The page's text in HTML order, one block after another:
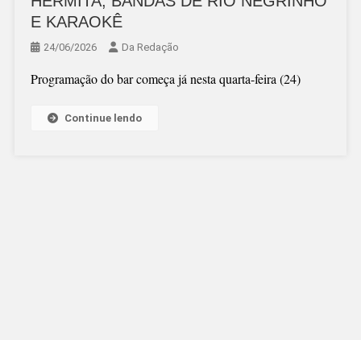
E KARAOKÊ
24/06/2026 Da Redação
Programação do bar começa já nesta quarta-feira (24)
Continue lendo